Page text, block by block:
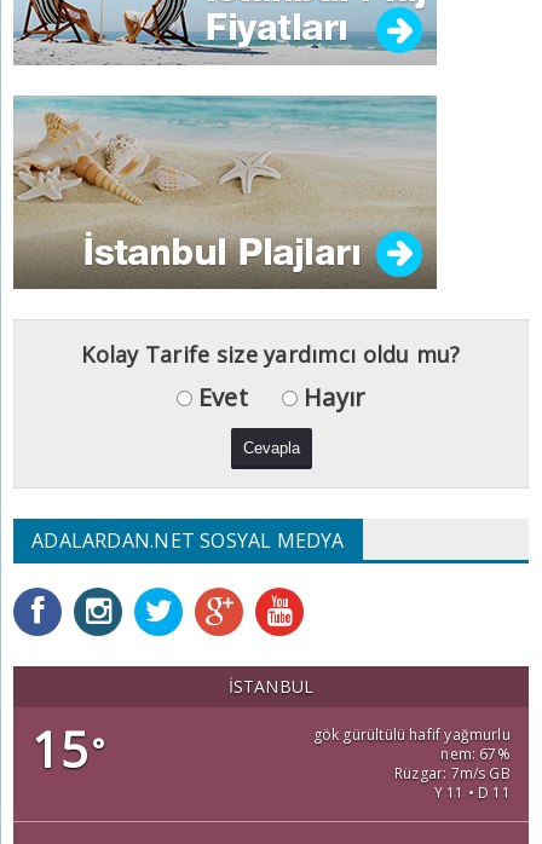
Kolay Tarife size yardımcı oldu mu?
Evet Hayır
ADALARDAN.NET SOSYAL MEDYA
İSTANBUL
15°
gök gürültülü hafif yağmurlu
nem: 67%
Rüzgar: 7m/s GB
Y 11 • D 11